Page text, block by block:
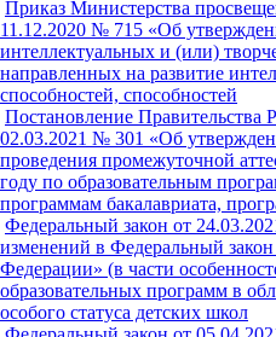
Приказ Министерства
11.12.2020 № 715 «Об
интеллектуальных и (или)
направленных на развитие
способностей, способностей
Постановление Правительства
02.03.2021 № 301 «Об
проведения промежуточной
году по образовательным
программам бакалавриата,
Федеральный закон от
изменений в Федеральный
Федерации» (в части
образовательных программ в
особого статуса детских школ